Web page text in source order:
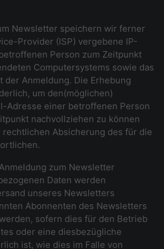
Newsletter speichern wir ferner
Provider (ISP) vergebene IP-
Person zum Zeitpunkt
Computersystems sowie das
der Anmeldung. Die Erhebung
um den(möglichen)
Adresse einer betroffenen Person
nachvollziehen zu können
Absicherung des für die
zum Newsletter
Daten werden
unseres Newsletters
Abonnenten des Newsletters
sofern dies für den Betrieb
oder eine diesbezügliche
ist, wie dies im Falle von